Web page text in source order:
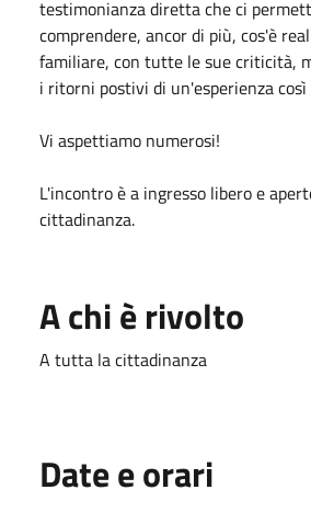
testimonianza diretta che ci
comprendere, ancor di più, cos'è
familiare, con tutte le sue criticità,
i ritorni postivi di un'esperienza
Vi aspettiamo numerosi!
L'incontro è a ingresso libero e
cittadinanza.
A chi è rivolto
A tutta la cittadinanza
Date e orari